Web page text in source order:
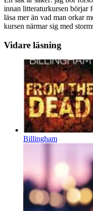
innan litteraturkursen börjar
läsa mer än vad man orkar
kursen närmar sig med
Vidare läsning
Billingham